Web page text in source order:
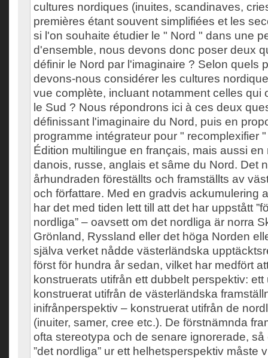
cultures nordiques (inuites, scandinaves,
premières étant souvent simplifiées et les
si l'on souhaite étudier le " Nord " dans une
d'ensemble, nous devons donc poser deux
définir le Nord par l'imaginaire ? Selon quels
devons-nous considérer les cultures
vue complète, incluant notamment celles qui
le Sud ? Nous répondrons ici à ces deux
définissant l'imaginaire du Nord, puis en
programme intégrateur pour " recomplexifier
Édition multilingue en français, mais aussi
danois, russe, anglais et sâme du Nord. Det
århundraden föreställts och framställts av
och författare. Med en gradvis ackumulering
har det med tiden lett till att det har uppstått
nordliga” – oavsett om det nordliga är norra
Grönland, Ryssland eller det höga Norden
själva verket nådde västerländska
först för hundra år sedan, vilket har medfört
konstruerats utifrån ett dubbelt perspektiv:
konstruerat utifrån de västerländska
inifrånperspektiv – konstruerat utifrån de
(inuiter, samer, cree etc.). De förstnämnda
ofta stereotypa och de senare ignorerade, så
”det nordliga” ur ett helhetsperspektiv måste